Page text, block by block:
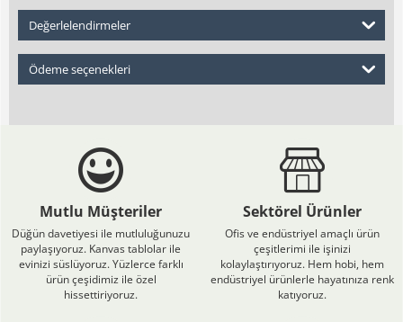
Değerlelendirmeler
Ödeme seçenekleri
Mutlu Müşteriler
Düğün davetiyesi ile mutluluğunuzu
paylaşıyoruz. Kanvas tablolar ile
evinizi süslüyoruz. Yüzlerce farklı
ürün çeşidimiz ile özel
hissettiriyoruz.
Sektörel Ürünler
Ofis ve endüstriyel amaçlı ürün
çeşitlerimi ile işinizi
kolaylaştırıyoruz. Hem hobi, hem
endüstriyel ürünlerle hayatınıza renk
katıyoruz.